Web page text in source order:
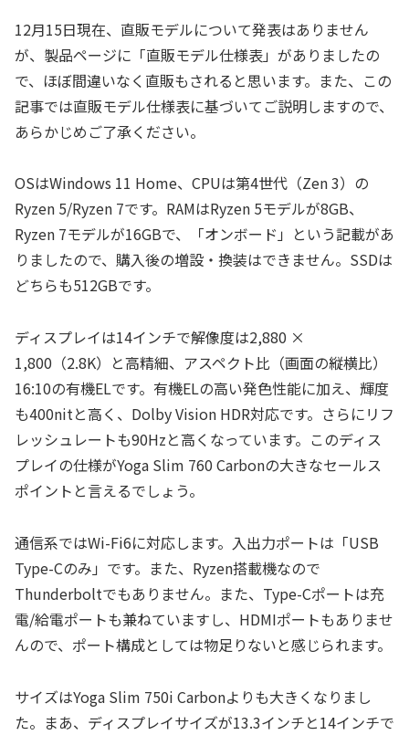
12月15日現在、直販モデルについて発表はありません
が、製品ページに「直販モデル仕様表」がありましたの
で、ほぼ間違いなく直販もされると思います。また、この
記事では直販モデル仕様表に基づいてご説明しますので、
あらかじめご了承ください。
OSはWindows 11 Home、CPUは第4世代（Zen 3）の
Ryzen 5/Ryzen 7です。RAMはRyzen 5モデルが8GB、
Ryzen 7モデルが16GBで、「オンボード」という記載があ
りましたので、購入後の増設・換装はできません。SSDは
どちらも512GBです。
ディスプレイは14インチで解像度は2,880 ×
1,800（2.8K）と高精細、アスペクト比（画面の縦横比）
16:10の有機ELです。有機ELの高い発色性能に加え、輝度
も400nitと高く、Dolby Vision HDR対応です。さらにリフ
レッシュレートも90Hzと高くなっています。このディス
プレイの仕様がYoga Slim 760 Carbonの大きなセールス
ポイントと言えるでしょう。
通信系ではWi-Fi6に対応します。入出力ポートは「USB
Type-Cのみ」です。また、Ryzen搭載機なので
Thunderboltでもありません。また、Type-Cポートは充
電/給電ポートも兼ねていますし、HDMIポートもありませ
んので、ポート構成としては物足りないと感じられます。
サイズはYoga Slim 750i Carbonよりも大きくなりまし
た。まあ、ディスプレイサイズが13.3インチと14インチで